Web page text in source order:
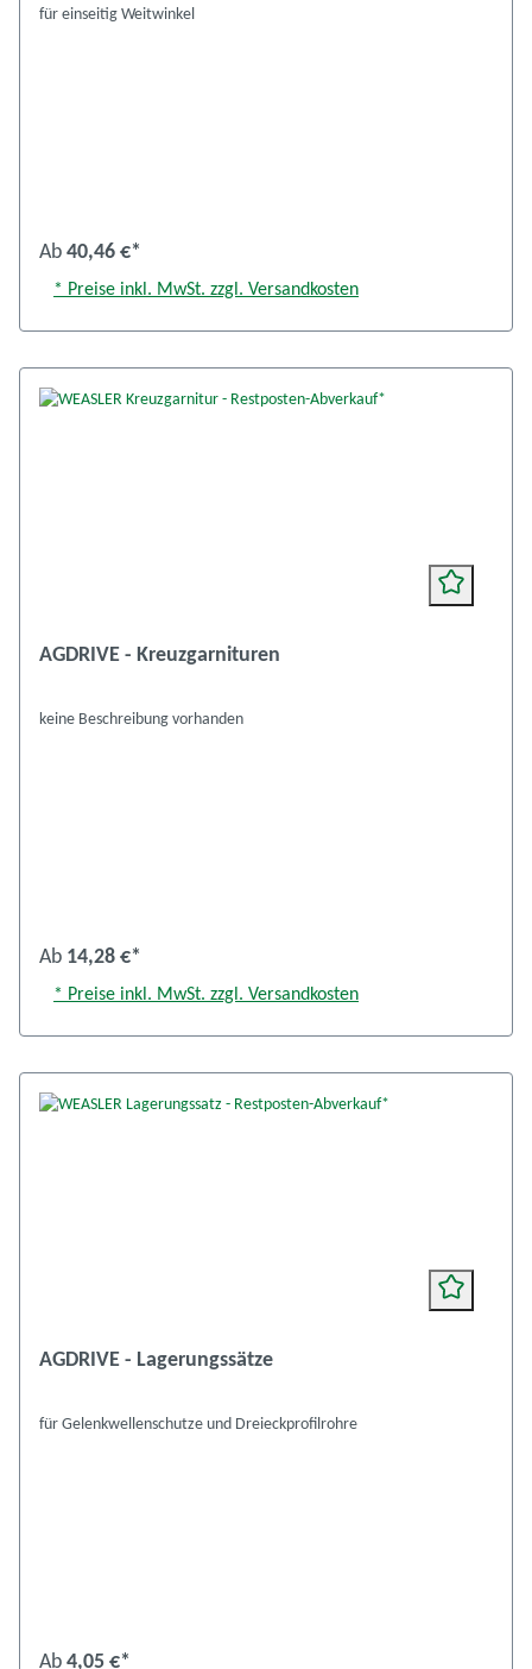
für einseitig Weitwinkel
Ab 40,46 €*
* Preise inkl. MwSt. zzgl. Versandkosten
AGDRIVE - Kreuzgarnituren
keine Beschreibung vorhanden
Ab 14,28 €*
* Preise inkl. MwSt. zzgl. Versandkosten
AGDRIVE - Lagerungssätze
für Gelenkwellenschutze und Dreieckprofilrohre
Ab 4,05 €*